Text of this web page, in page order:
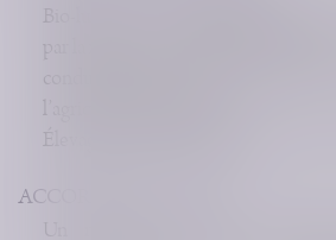
Bio-lunaire… À chaque étape, tout
par la révolution synodique de la
conduites dans le strict
Élevage : 100% en amphores et
ACCORD METS & VINS
Un rôti de veau ou un